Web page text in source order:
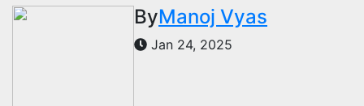
ByManoj Vyas
Jan 24, 2025